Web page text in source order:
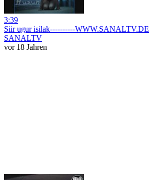
3:39
Siir ugur isilak----------WWW.SANALTV.DE
SANALTV
vor 18 Jahren